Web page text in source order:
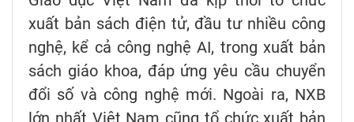
xuất bản sách điện tử, đầu tư nhiều công
nghệ, kể cả công nghệ AI, trong xuất bản
sách giáo khoa, đáp ứng yêu cầu chuyển
đổi số và công nghệ mới. Ngoài ra, NXB